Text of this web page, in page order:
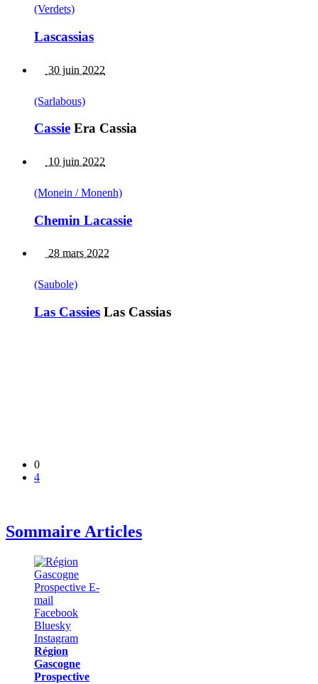
(Verdets)
Lascassias
30 juin 2022
(Sarlabous)
Cassie Era Cassia
10 juin 2022
(Monein / Monenh)
Chemin Lacassie
28 mars 2022
(Saubole)
Las Cassies Las Cassias
0
4
Sommaire Articles
Région
Gascogne
Prospective